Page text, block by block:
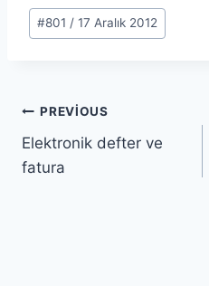
Post
Tags:
#801 / 17 Aralık 2012
Yazı
gezinmesi
PREVIOUS
Elektronik defter ve
fatura